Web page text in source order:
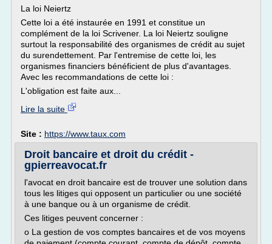
La loi Neiertz
Cette loi a été instaurée en 1991 et constitue un
complément de la loi Scrivener. La loi Neiertz souligne
surtout la responsabilité des organismes de crédit au sujet
du surendettement. Par l'entremise de cette loi, les
organismes financiers bénéficient de plus d'avantages.
Avec les recommandations de cette loi :
L'obligation est faite aux...
Lire la suite
Site : https://www.taux.com
Droit bancaire et droit du crédit -
gpierreavocat.fr
l'avocat en droit bancaire est de trouver une solution dans
tous les litiges qui opposent un particulier ou une société
à une banque ou à un organisme de crédit.
Ces litiges peuvent concerner :
o La gestion de vos comptes bancaires et de vos moyens